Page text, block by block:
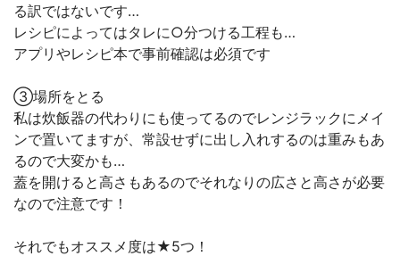
る訳ではないです…
レシピによってはタレに○分つける工程も…
アプリやレシピ本で事前確認は必須です
③場所をとる
私は炊飯器の代わりにも使ってるのでレンジラックにメイ
ンで置いてますが、常設せずに出し入れするのは重みもあ
るので大変かも…
蓋を開けると高さもあるのでそれなりの広さと高さが必要
なので注意です！
それでもオススメ度は★5つ！